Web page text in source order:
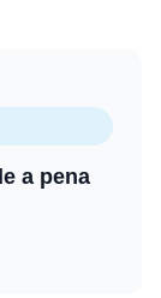
a pena